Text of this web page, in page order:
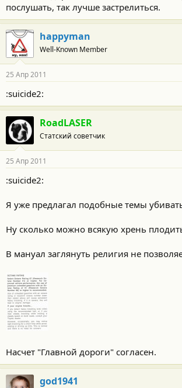
послушать, так лучше застрелиться.
happyman
Well-Known Member
25 Апр 2011
:suicide2:
RoadLASER
Статский советчик
25 Апр 2011
:suicide2:
Я уже предлагал подобные темы
Ну сколько можно всякую хрень
В мануал заглянуть религия не
Насчет "Главной дороги" согласен.
god1941